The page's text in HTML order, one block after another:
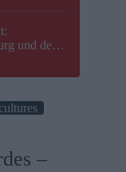
und der
cultures
–